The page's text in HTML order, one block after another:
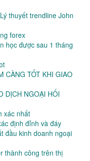
thuyết trendline John
forex
học được sau 1 tháng
CÀNG TỐT KHI GIAO
DỊCH NGOẠI HỐI
xác nhất
định đỉnh và đáy
đầu kinh doanh ngoại
thành công trên thị